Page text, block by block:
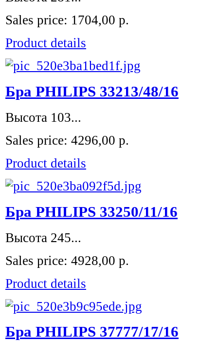
Sales price: 1704,00 р.
Product details
Бра PHILIPS 33213/48/16
Высота 103...
Sales price: 4296,00 р.
Product details
Бра PHILIPS 33250/11/16
Высота 245...
Sales price: 4928,00 р.
Product details
Бра PHILIPS 37777/17/16